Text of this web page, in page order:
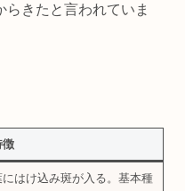
きたと言われていま
徴
にはけ込み斑が入る。基本種